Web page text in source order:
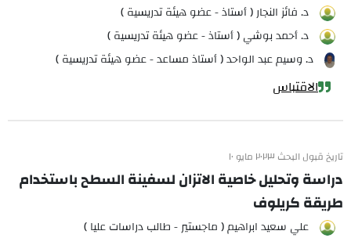
د. فائز النجار ( أستاذ - عضو هيئة تدريسية )
د. أحمد بوشي ( أستاذ - عضو هيئة تدريسية )
د. وسيم عبد الواحد ( أستاذ مساعد - عضو هيئة تدريسية )
الاقتباس
تاريخ قبول البحث ٢٠٢٣ مايو ١٠
دراسة وتحليل خاصية الاتزان لسفينة السطح باستخدام
طريقة كريلوف
علي سعيد ابراهيم ( ماجستير - طالب دراسات عليا )